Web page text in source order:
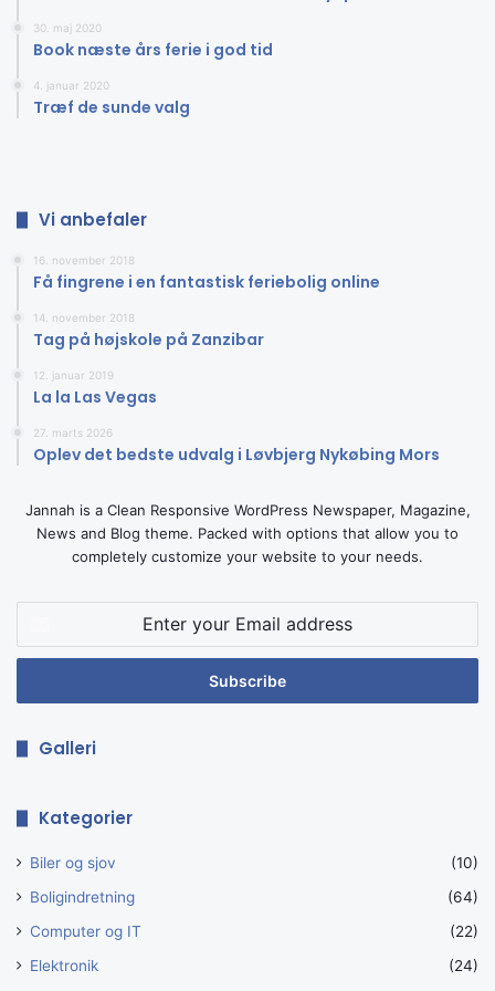
30. maj 2020
Book næste års ferie i god tid
4. januar 2020
Træf de sunde valg
Vi anbefaler
16. november 2018
Få fingrene i en fantastisk feriebolig online
14. november 2018
Tag på højskole på Zanzibar
12. januar 2019
La la Las Vegas
27. marts 2026
Oplev det bedste udvalg i Løvbjerg Nykøbing Mors
Jannah is a Clean Responsive WordPress Newspaper, Magazine,
News and Blog theme. Packed with options that allow you to
completely customize your website to your needs.
Email
Galleri
Kategorier
Biler og sjov
(10)
Boligindretning
(64)
Computer og IT
(22)
Elektronik
(24)